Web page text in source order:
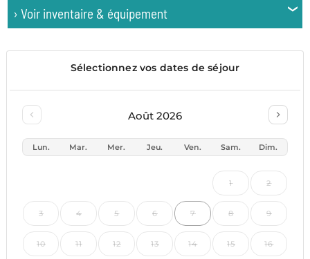
›Voir inventaire & équipement